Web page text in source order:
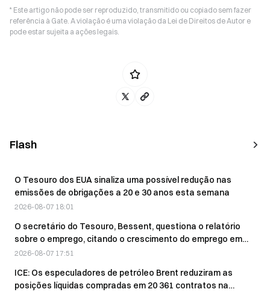
* Este artigo não pode ser reproduzido, transmitido ou copiado sem fazer
referência à Gate. A violação é uma violação da Lei de Direitos de Autor e
pode estar sujeita a ações legais.
Flash
O Tesouro dos EUA sinaliza uma possível redução nas
emissões de obrigações a 20 e 30 anos esta semana
2026-08-07 18:01
O secretário do Tesouro, Bessent, questiona o relatório
sobre o emprego, citando o crescimento do emprego em
julho e a robustez da produtividade
2026-08-07 17:51
ICE: Os especuladores de petróleo Brent reduziram as
posições líquidas compradas em 20 361 contratos na